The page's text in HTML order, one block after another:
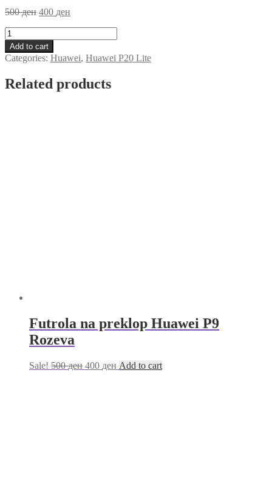
500ден 400 ден
Futrola
na
preklop
Huawei
Lite
Add to cart
Categories: Huawei, Huawei P20 Lite
Related products
Futrola na preklop Huawei P9
Rozeva
Sale! 500ден 400 ден Add to cart